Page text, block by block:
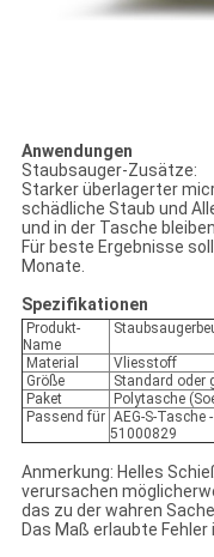
Anwendungen
Staubsauger-Zusätze:
Starker überlagerter
schädliche Staub und
und in der Tasche
Für beste Ergebnisse
Monate.
Spezifikationen
Produkt-
Name
Material
Vliesstoff
Größe
Standard oder
Paket
Polytasche
Passend für AEG-S-Tasche
51000829
Anmerkung: Helles
verursachen
das zu der wahren
Das Maß erlaubte